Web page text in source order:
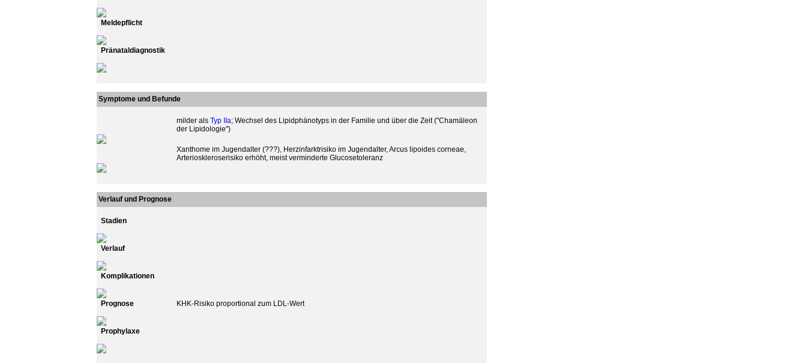
Meldepflicht
Pränataldiagnostik
Symptome und Befunde
milder als Typ IIa; Wechsel des Lipidphänotyps in der Familie und über die Zeit ("Chamäleon
der Lipidologie")
Xanthome im Jugendalter (???), Herzinfarktrisiko im Jugendalter, Arcus lipoides corneae,
Arterioskleroserisiko erhöht, meist verminderte Glucosetoleranz
Verlauf und Prognose
Stadien
Verlauf
Komplikationen
Prognose KHK-Risiko proportional zum LDL-Wert
Prophylaxe